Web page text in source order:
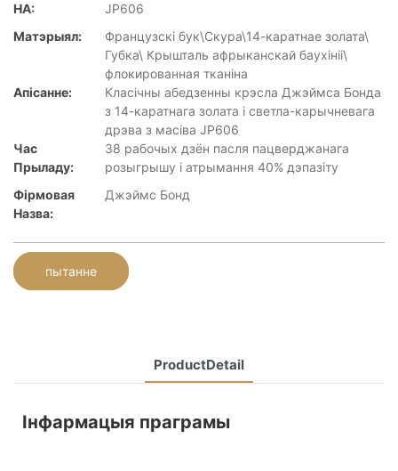
НА:
JP606
Матэрыял:
Французскі бук\Скура\14-каратнае золата\
Губка\ Крышталь афрыканскай баухініі\
флокированная тканіна
Апісанне:
Класічны абедзенны крэсла Джэймса Бонда
з 14-каратнага золата і светла-карычневага
дрэва з масіва JP606
Час
Прыладу:
38 рабочых дзён пасля пацверджанага
розыгрышу і атрымання 40% дэпазіту
Фірмовая
Назва:
Джэймс Бонд
пытанне
ProductDetail
Інфармацыя праграмы